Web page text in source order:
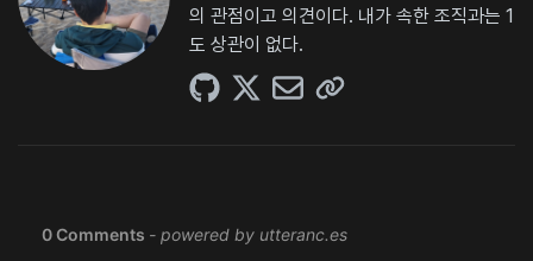
의 관점이고 의견이다. 내가 속한 조직과는 1
도 상관이 없다.